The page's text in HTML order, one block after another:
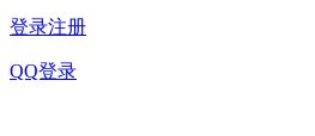
登录注册
QQ登录